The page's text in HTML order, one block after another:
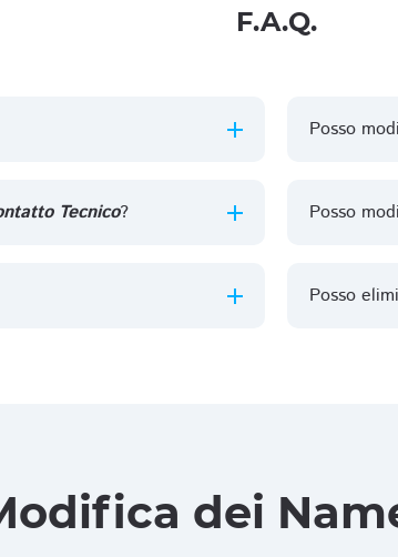
F.A.Q.
Tecnico?
Posso
Posso
Posso
dei